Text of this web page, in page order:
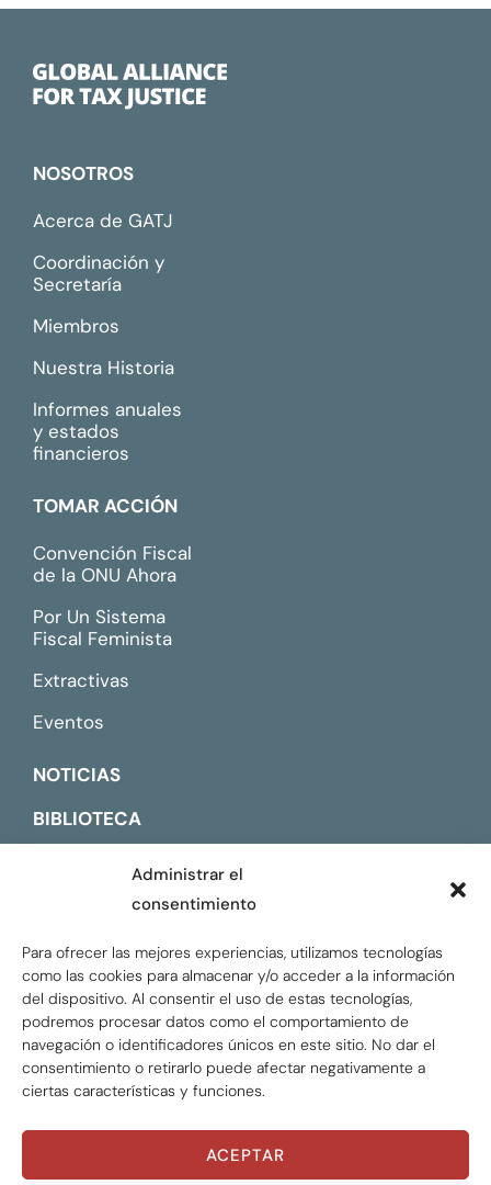
Administrar el
consentimiento
Para ofrecer las mejores experiencias, utilizamos tecnologías
como las cookies para almacenar y/o acceder a la información
del dispositivo. Al consentir el uso de estas tecnologías,
podremos procesar datos como el comportamiento de
navegación o identificadores únicos en este sitio. No dar el
consentimiento o retirarlo puede afectar negativamente a
ciertas características y funciones.
ACEPTAR
NOSOTROS
Acerca de GATJ
Coordinación y
Secretaría
Miembros
Nuestra Historia
Informes anuales
y estados
financieros
TOMAR ACCIÓN
Convención Fiscal
de la ONU Ahora
Por Un Sistema
Fiscal Feminista
Extractivas
Eventos
NOTICIAS
BIBLIOTECA
Global Tax Justice © 2026. Todos los derechos